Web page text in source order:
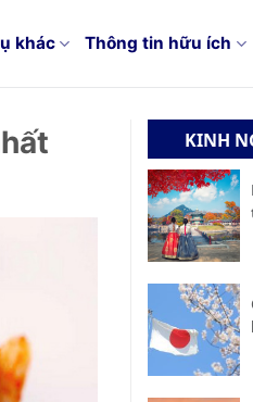
khác Thông tin hữu ích
KINH